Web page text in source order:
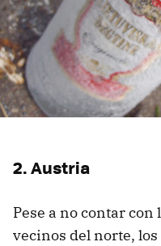
2. Austria
Pese a no contar
vecinos del norte,